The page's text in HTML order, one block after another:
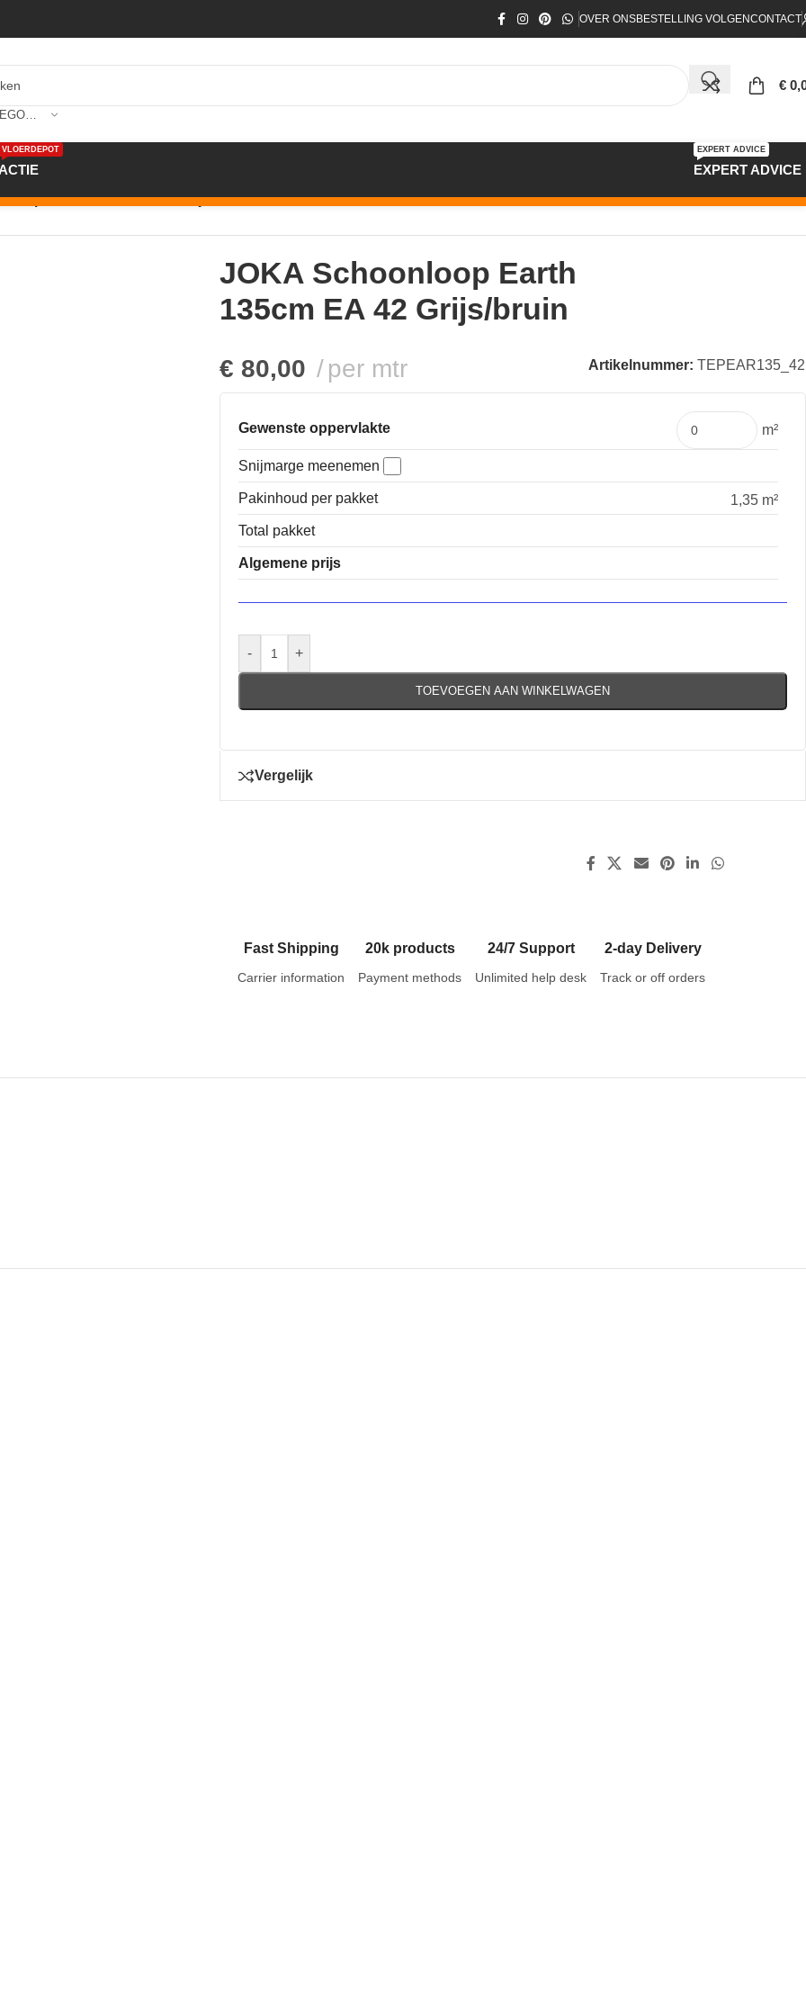
OVER ONSBESTELLING VOLGENCONTACT
€
VLOERDEPOT
EXPERT ADVICE
EXPERT ADVICE
Earth 135cm EA 42 Grijs/bruin
JOKA Schoonloop Earth
135cm EA 42 Grijs/bruin
€ 80,00 per mtr Artikelnummer:TEPEAR135_42
Gewenste oppervlakte m²
Snijmarge meenemen
Pakinhoud per pakket
1,35 m²
Total pakket
Algemene prijs
- +
TOEVOEGEN AAN WINKELWAGEN
Vergelijk
Fast Shipping
Carrier information
20k products
Payment methods
24/7 Support
Unlimited help desk
2-day Delivery
Track or off orders